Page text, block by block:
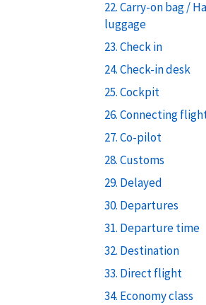
22. Carry-on bag /
luggage
23. Check in
24. Check-in desk
25. Cockpit
26. Connecting
27. Co-pilot
28. Customs
29. Delayed
30. Departures
31. Departure time
32. Destination
33. Direct flight
34. Economy class